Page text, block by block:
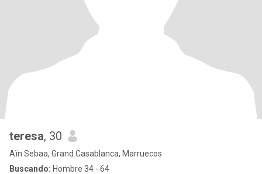
teresa, 30
Aïn Sebaa, Grand Casablanca, Marruecos
Buscando: Hombre 34 - 64